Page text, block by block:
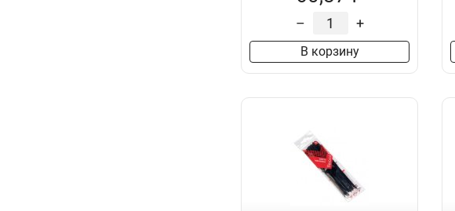
– +
В корзину